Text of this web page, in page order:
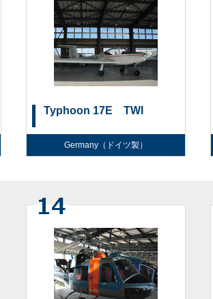
Typhoon 17E TWI
Germany（ドイツ製）